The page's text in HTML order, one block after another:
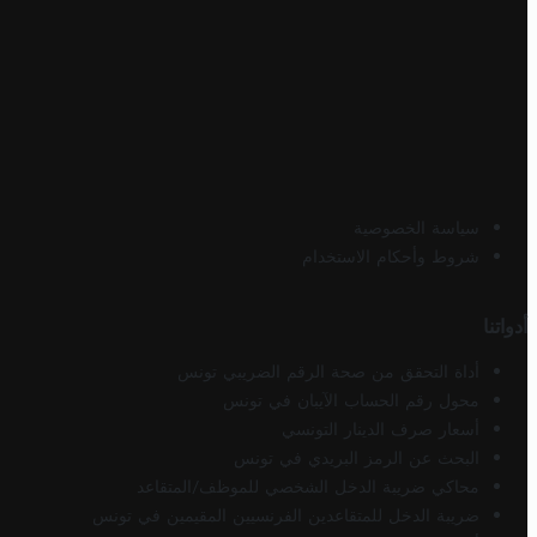
سياسة الخصوصية
شروط وأحكام الاستخدام
أدواتنا
أداة التحقق من صحة الرقم الضريبي تونس
محول رقم الحساب الآيبان في تونس
أسعار صرف الدينار التونسي
البحث عن الرمز البريدي في تونس
محاكي ضريبة الدخل الشخصي للموظف/المتقاعد
ضريبة الدخل للمتقاعدين الفرنسيين المقيمين في تونس